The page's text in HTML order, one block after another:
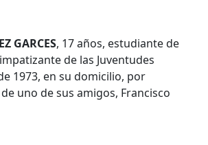
, 17 años, estudiante de
de las Juventudes
1973, en su domicilio, por
uno de sus amigos, Francisco